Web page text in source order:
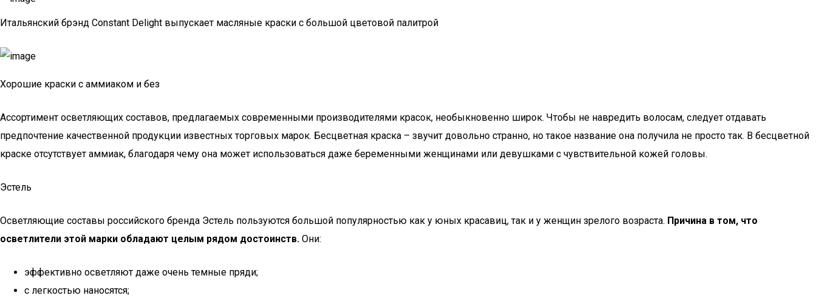
Итальянский брэнд Constant Delight выпускает масляные краски с большой цветовой палитрой
Хорошие краски с аммиаком и без
Ассортимент осветляющих составов, предлагаемых современными производителями красок, необыкновенно широк. Чтобы не навредить волосам, следует отдавать
предпочтение качественной продукции известных торговых марок. Бесцветная краска – звучит довольно странно, но такое название она получила не просто так. В бесцветной
краске отсутствует аммиак, благодаря чему она может использоваться даже беременными женщинами или девушками с чувствительной кожей головы.
Эстель
Осветляющие составы российского бренда Эстель пользуются большой популярностью как у юных красавиц, так и у женщин зрелого возраста. Причина в том, что
осветлители этой марки обладают целым рядом достоинств. Они:
эффективно осветляют даже очень темные пряди;
с легкостью наносятся;